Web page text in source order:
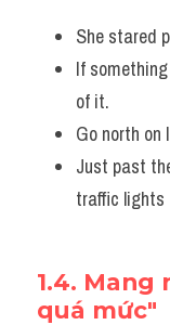
She stared
If
of it.
Go north
Just past
traffic lights
1.4. Mang
quá mức"